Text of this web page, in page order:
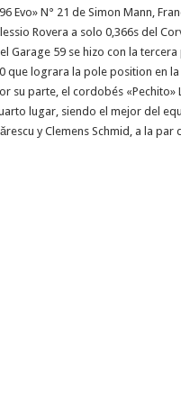
Evo» N° 21 de Simon Mann,
Rovera a solo 0,366s del
Garage 59 se hizo con la tercera
que lograra la pole position en
su parte, el cordobés «Pechito»
lugar, siendo el mejor del
y Clemens Schmid, a la par